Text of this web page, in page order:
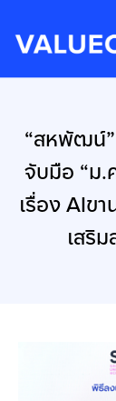
“สหพัฒน์”
จับมือ “ม.
เรื่อง AIข
เสริ